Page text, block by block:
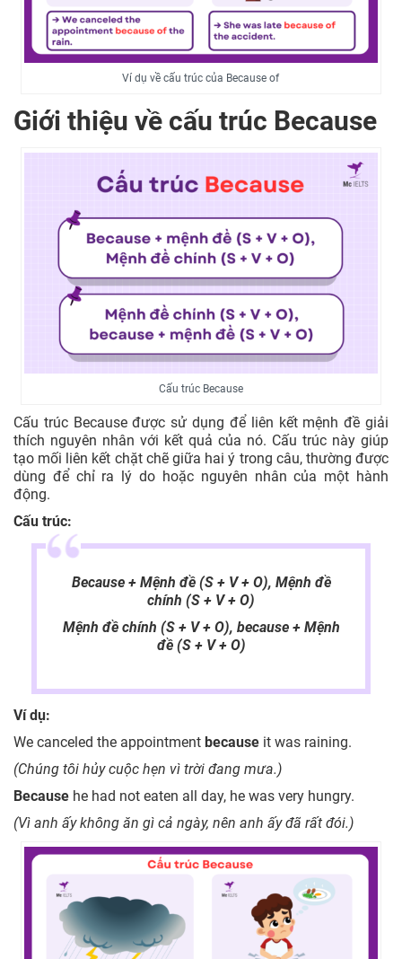
Ví dụ về cấu trúc của Because of
Giới thiệu về cấu trúc Because
Cấu trúc Because
Cấu trúc Because được sử dụng để liên kết mệnh đề giải
thích nguyên nhân với kết quả của nó. Cấu trúc này giúp
tạo mối liên kết chặt chẽ giữa hai ý trong câu, thường được
dùng để chỉ ra lý do hoặc nguyên nhân của một hành
động.
Cấu trúc:
Because + Mệnh đề (S + V + O), Mệnh đề
chính (S + V + O)
Mệnh đề chính (S + V + O), because + Mệnh
đề (S + V + O)
Ví dụ:
We canceled the appointment because it was raining.
(Chúng tôi hủy cuộc hẹn vì trời đang mưa.)
Because he had not eaten all day, he was very hungry.
(Vì anh ấy không ăn gì cả ngày, nên anh ấy đã rất đói.)